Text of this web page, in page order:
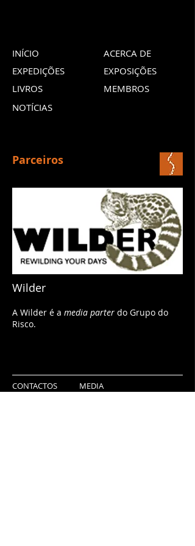
INÍCIO
EXPEDIÇÕES
LIVROS
ACERCA DE
EXPOSIÇÕES
MEMBROS
NOTÍCIAS
Parceiros
Wilder
A Wilder é a media parter do Grupo do
Risco.
CONTACTOS
MEDIA